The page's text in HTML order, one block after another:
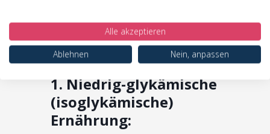
Lipödems durch
Ernährung
entgegenzuwirken.
1. Niedrig-glykämische
(isoglykämische)
Ernährung:
Alle akzeptieren
Ablehnen
Nein, anpassen